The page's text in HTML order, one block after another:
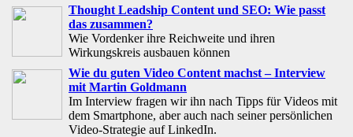
Thought Leadship Content und SEO: Wie passt
das zusammen?
Wie Vordenker ihre Reichweite und ihren
Wirkungskreis ausbauen können
Wie du guten Video Content machst – Interview
mit Martin Goldmann
Im Interview fragen wir ihn nach Tipps für Videos mit
dem Smartphone, aber auch nach seiner persönlichen
Video-Strategie auf LinkedIn.